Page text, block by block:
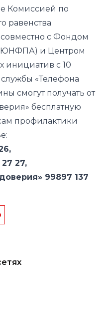
Комиссией по
равенства
с Фондом
и Центром
инициатив с 10
службы «Телефона
смогут получать от
бесплатную
профилактики
27,
99897 137